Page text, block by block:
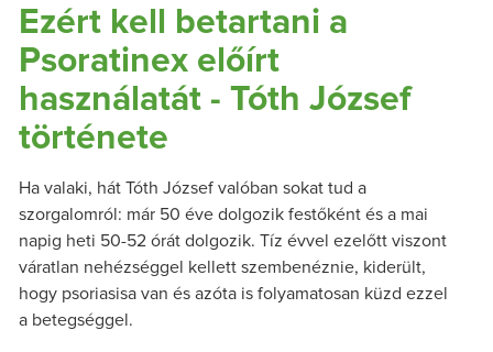
Ezért kell betartani a
Psoratinex előírt
használatát - Tóth József
története
Ha valaki, hát Tóth József valóban sokat tud a
szorgalomról: már 50 éve dolgozik festőként és a mai
napig heti 50-52 órát dolgozik. Tíz évvel ezelőtt viszont
váratlan nehézséggel kellett szembenéznie, kiderült,
hogy psoriasisa van és azóta is folyamatosan küzd ezzel
a betegséggel.